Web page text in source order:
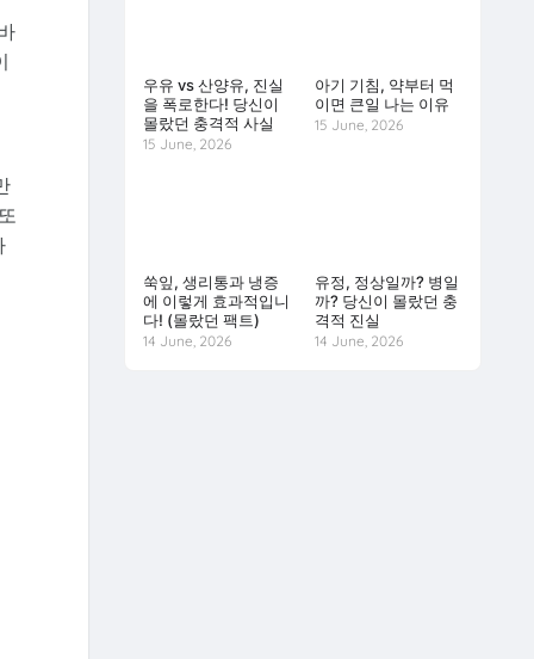
우유 vs 산양유, 진실
을 폭로한다! 당신이
몰랐던 충격적 사실
15 June, 2026
아기 기침, 약부터 먹
이면 큰일 나는 이유
15 June, 2026
쑥잎, 생리통과 냉증
에 이렇게 효과적입니
다! (몰랐던 팩트)
14 June, 2026
유정, 정상일까? 병일
까? 당신이 몰랐던 충
격적 진실
14 June, 2026